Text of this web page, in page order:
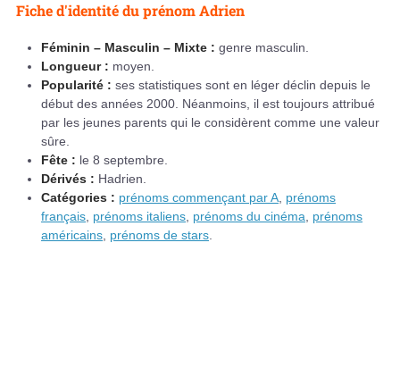
Fiche d'identité du prénom Adrien
Féminin – Masculin – Mixte : genre masculin.
Longueur : moyen.
Popularité : ses statistiques sont en léger déclin depuis le
début des années 2000. Néanmoins, il est toujours attribué
par les jeunes parents qui le considèrent comme une valeur
sûre.
Fête : le 8 septembre.
Dérivés : Hadrien.
Catégories : prénoms commençant par A prénoms
français prénoms italiens prénoms du cinéma
prénoms
américains prénoms de stars